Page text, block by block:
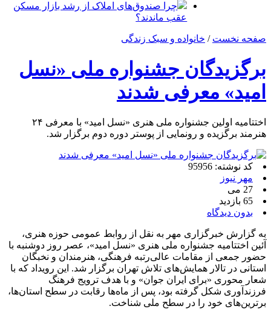
چرا صندوق‌های املاک از رشد بازار مسکن
عقب ماندند؟
صفحه نخست / خانواده و سبک زندگی
برگزیدگان جشنواره ملی «نسل
امید» معرفی شدند
اختتامیه اولین جشنواره ملی هنری «نسل امید» با معرفی ۲۴
هنرمند برگزیده و رونمایی از پوستر دوره دوم برگزار شد.
کد نوشته: 95956
مهر نیوز
27 می
65 بازدید
بدون دیدگاه
به گزارش خبرگزاری مهر به نقل از روابط عمومی حوزه هنری،
آئین اختتامیه جشنواره ملی هنری «نسل امید»، عصر روز دوشنبه با
حضور جمعی از مقامات عالی‌رتبه فرهنگی، هنرمندان و نخبگان
استانی در تالار همایش‌های تلاش تهران برگزار شد. این رویداد که با
شعار محوری «برای ایران جوان» و با هدف ترویج فرهنگ
فرزندآوری شکل گرفته بود، پس از ماه‌ها رقابت در سطح استان‌ها،
برترین‌های خود را در سطح ملی شناخت.